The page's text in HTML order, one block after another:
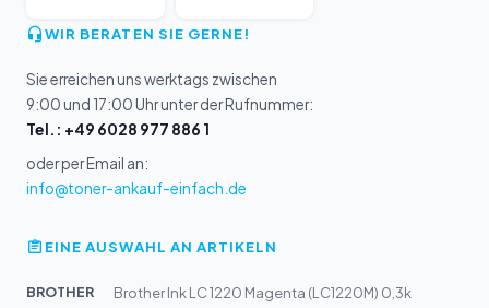
WIR BERATEN SIE GERNE!
Sie erreichen uns werktags zwischen
9:00 und 17:00 Uhr unter der Rufnummer:
Tel.: +49 6028 977 886 1
oder per Email an:
info@toner-ankauf-einfach.de
EINE AUSWAHL AN ARTIKELN
BROTHER
Brother Ink LC 1220 Magenta (LC1220M) 0,3k